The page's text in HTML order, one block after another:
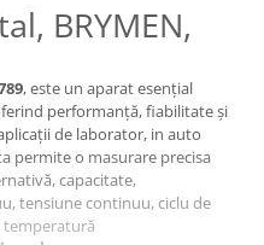
BRYMEN,
, este un aparat esențial
performanță, fiabilitate și
de laborator, in auto
permite o masurare precisa
capacitate,
tensiune continuu, ciclu de
temperatură